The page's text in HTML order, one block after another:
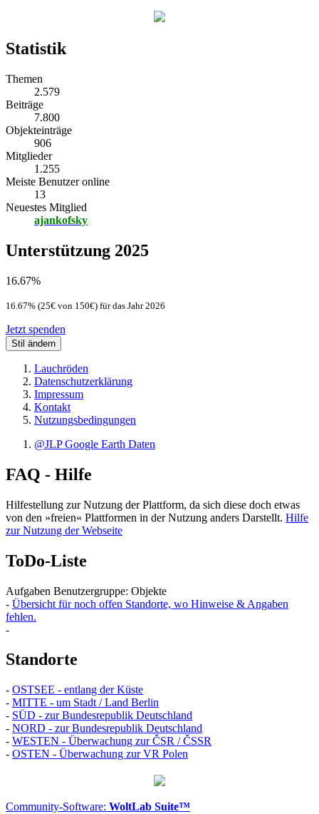
Statistik
Themen
2.579
Beiträge
7.800
Objekteinträge
906
Mitglieder
1.255
Meiste Benutzer online
13
Neuestes Mitglied
ajankofsky
Unterstützung 2025
16.67%
16.67% (25€ von 150€) für das Jahr 2026
Jetzt spenden
Stil ändern
Lauchröden
Datenschutzerklärung
Impressum
Kontakt
Nutzungsbedingungen
@JLP Google Earth Daten
FAQ - Hilfe
Hilfestellung zur Nutzung der Plattform, da sich diese doch etwas
von den »freien« Plattformen in der Nutzung anders Darstellt. Hilfe
zur Nutzung der Webseite
ToDo-Liste
Aufgaben Benutzergruppe: Objekte
- Übersicht für noch offen Standorte, wo Hinweise & Angaben
fehlen.
-
Standorte
- OSTSEE - entlang der Küste
- MITTE - um Stadt / Land Berlin
- SÜD - zur Bundesrepublik Deutschland
- NORD - zur Bundesrepublik Deutschland
- WESTEN - Überwachung zur ČSR / ČSSR
- OSTEN - Überwachung zur VR Polen
Community-Software: WoltLab Suite™